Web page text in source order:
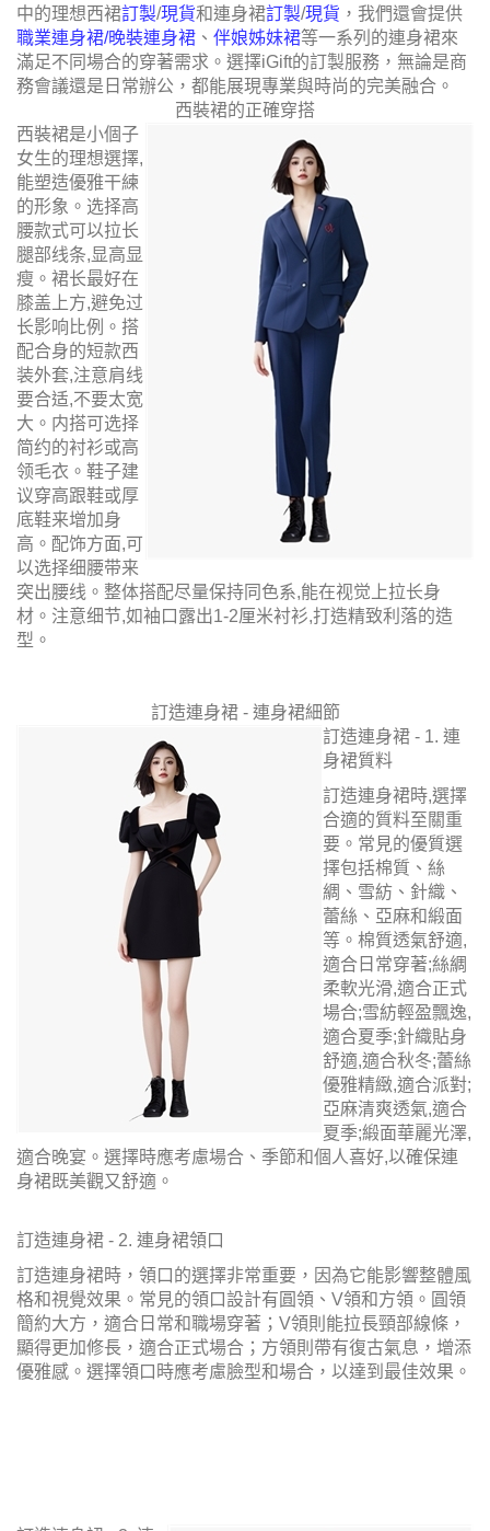
中的理想西裙訂製/現貨和連身裙訂製/現貨 ，我們還會提供
職業連身裙/晚裝連身裙 、 伴娘姊妹裙等一系列的連身裙來
滿足不同場合的穿著需求。選擇iGift的訂製服務，無論是商
務會議還是日常辦公，都能展現專業與時尚的完美融合。
西裝裙的正確穿搭
西裝裙是小個子
女生的理想選擇,
能塑造優雅干練
的形象。选择高
腰款式可以拉长
腿部线条,显高显
瘦。裙长最好在
膝盖上方,避免过
长影响比例。搭
配合身的短款西
装外套,注意肩线
要合适,不要太宽
大。内搭可选择
简约的衬衫或高
领毛衣。鞋子建
议穿高跟鞋或厚
底鞋来增加身
高。配饰方面,可
以选择细腰带来
突出腰线。整体搭配尽量保持同色系,能在视觉上拉长身
材。注意细节,如袖口露出1-2厘米衬衫,打造精致利落的造
型。
訂造連身裙 - 連身裙細節
訂造連身裙 - 1. 連
身裙質料
訂造連身裙時,選擇
合適的質料至關重
要。常見的優質選
擇包括棉質、絲
綢、雪紡、針織、
蕾絲、亞麻和緞面
等。棉質透氣舒適,
適合日常穿著;絲綢
柔軟光滑,適合正式
場合;雪紡輕盈飄逸,
適合夏季;針織貼身
舒適,適合秋冬;蕾絲
優雅精緻,適合派對;
亞麻清爽透氣,適合
夏季;緞面華麗光澤,
適合晚宴。選擇時應考慮場合、季節和個人喜好,以確保連
身裙既美觀又舒適。
訂造連身裙 - 2. 連身裙領口
訂造連身裙時，領口的選擇非常重要，因為它能影響整體風
格和視覺效果。常見的領口設計有圓領、V領和方領。圓領
簡約大方，適合日常和職場穿著；V領則能拉長頸部線條，
顯得更加修長，適合正式場合；方領則帶有復古氣息，增添
優雅感。選擇領口時應考慮臉型和場合，以達到最佳效果。